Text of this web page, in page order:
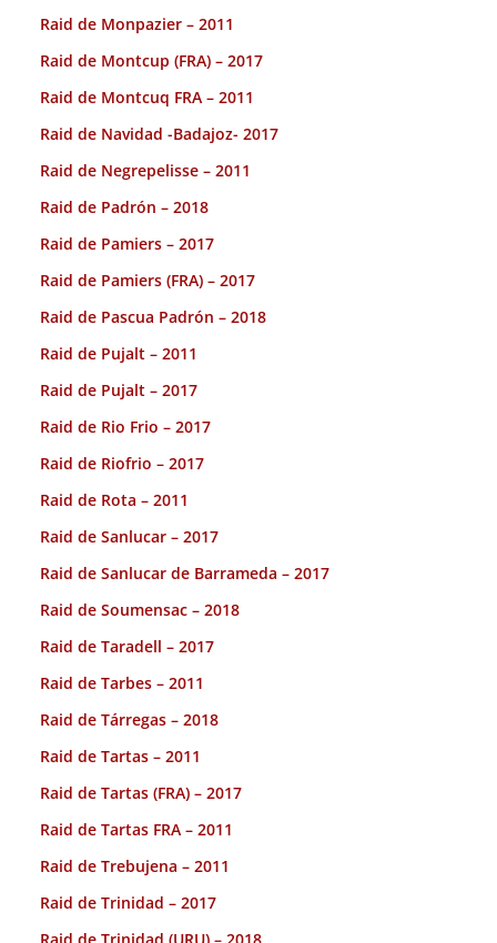
Raid de Monpazier – 2011
Raid de Montcup (FRA) – 2017
Raid de Montcuq FRA – 2011
Raid de Navidad -Badajoz- 2017
Raid de Negrepelisse – 2011
Raid de Padrón – 2018
Raid de Pamiers – 2017
Raid de Pamiers (FRA) – 2017
Raid de Pascua Padrón – 2018
Raid de Pujalt – 2011
Raid de Pujalt – 2017
Raid de Rio Frio – 2017
Raid de Riofrio – 2017
Raid de Rota – 2011
Raid de Sanlucar – 2017
Raid de Sanlucar de Barrameda – 2017
Raid de Soumensac – 2018
Raid de Taradell – 2017
Raid de Tarbes – 2011
Raid de Tárregas – 2018
Raid de Tartas – 2011
Raid de Tartas (FRA) – 2017
Raid de Tartas FRA – 2011
Raid de Trebujena – 2011
Raid de Trinidad – 2017